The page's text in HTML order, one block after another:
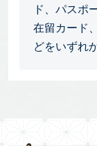
ド、パスポ
在留カード
どをいずれ